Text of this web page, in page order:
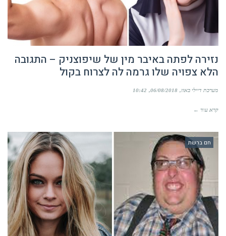
נזירה לפתה באיבר מין של שיפוצניק – התגובה
הלא צפויה שלו גרמה לה לצרוח בקול
מערכת דיילי באזז 06/08/2018
10:42
קרא עוד ←
חם ברשת